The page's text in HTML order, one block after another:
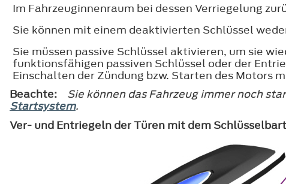
Im Fahrzeuginnenraum bei dessen Verriegelung
Sie können mit einem deaktivierten Schlüssel
Sie müssen passive Schlüssel aktivieren, um sie
funktionsfähigen passiven Schlüssel oder der
Einschalten der Zündung bzw. Starten des Motors
Beachte:
Sie können das Fahrzeug immer noch
Startsystem.
Ver- und Entriegeln der Türen mit dem Schlüsselbart